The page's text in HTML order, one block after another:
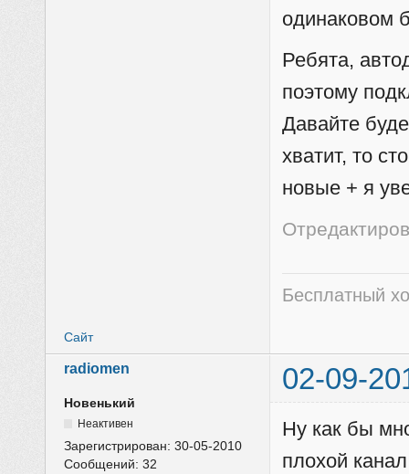
одинаковом
Ребята,
поэтому
Давайте
хватит, то
новые + я
Бесплатный
Сайт
radiomen 02-09-
Новенький
Неактивен
Зарегистрирован:30-05-2010
Сообщений:32
Ну как бы
плохой